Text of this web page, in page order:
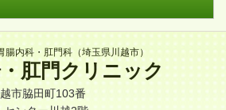
内科・肛門科（埼玉県川越市）
肛門クリニック
市脇田町103番